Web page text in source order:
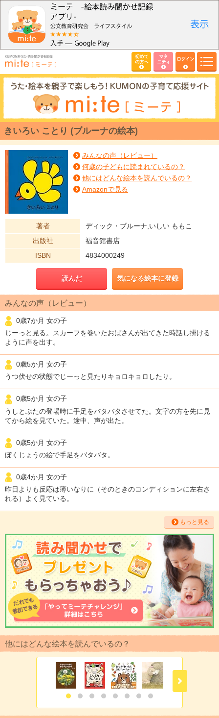
初めて
の方へ
マタ
ニティ
ログイン
きいろい ことり (ブルーナの絵本)
みんなの声（レビュー）
何歳の子どもに読まれているの？
他にはどんな絵本を読んでいるの？
Amazonで見る
著者
ディック・ブルーナ,いしい ももこ
出版社
福音館書店
ISBN
4834000249
読んだ 気になる絵本に登録
みんなの声（レビュー）
0歳7か月 女の子
じーっと見る。スカーフを巻いたおばさんが出てきた時話し掛ける
ように声を出す。
0歳5か月 女の子
うつ伏せの状態でじーっと見たりキョロキョロしたり。
0歳5か月 女の子
うしとぶたの登場時に手足をバタバタさせてた。文字の方を先に見
てから絵を見ていた。途中、声が出た。
0歳5か月 女の子
ぼくじょうの絵で手足をバタバタ。
0歳4か月 女の子
昨日よりも反応は薄いなりに（そのときのコンディションに左右さ
れる）よく見ている。
もっと見る
他にはどんな絵本を読んでいるの？